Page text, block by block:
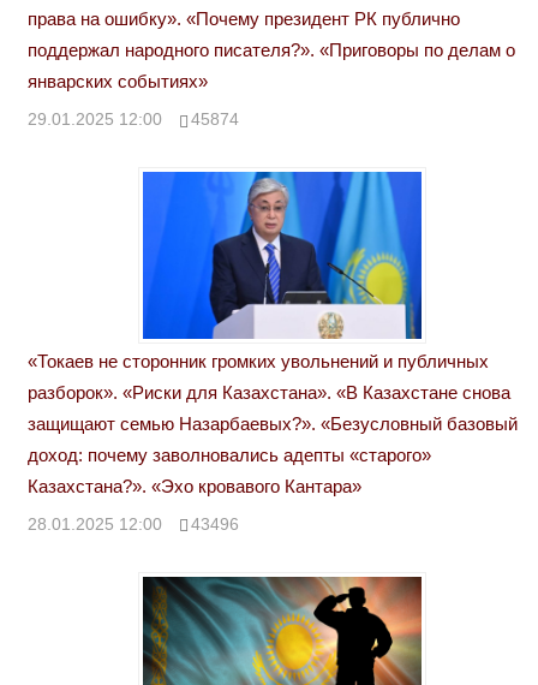
права на ошибку». «Почему президент РК публично
поддержал народного писателя?». «Приговоры по делам о
январских событиях»
29.01.2025 12:00 45874
«Токаев не сторонник громких увольнений и публичных
разборок». «Риски для Казахстана». «В Казахстане снова
защищают семью Назарбаевых?». «Безусловный базовый
доход: почему заволновались адепты «старого»
Казахстана?». «Эхо кровавого Кантара»
28.01.2025 12:00 43496